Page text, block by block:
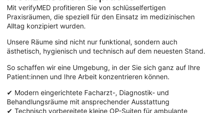
Mit verifyMED profitieren Sie von schlüsselfertigen
Praxisräumen, die speziell für den Einsatz im medizinischen
Alltag konzipiert wurden.
Unsere Räume sind nicht nur funktional, sondern auch
ästhetisch, hygienisch und technisch auf dem neuesten Stand.
So schaffen wir eine Umgebung, in der Sie sich ganz auf Ihre
Patient:innen und Ihre Arbeit konzentrieren können.
✔ Modern eingerichtete Facharzt-, Diagnostik- und
Behandlungsräume mit ansprechender Ausstattung
✔ Technisch vorbereitete kleine OP-Suiten für ambulante